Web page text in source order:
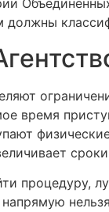
должны
время
процедуру,